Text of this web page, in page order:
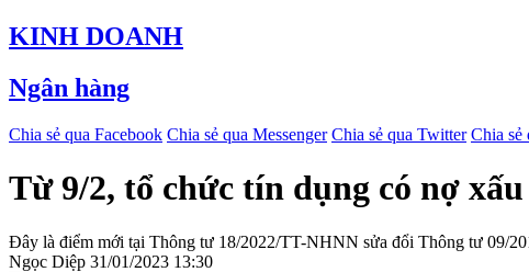
KINH DOANH
Ngân hàng
Chia sẻ qua Facebook Chia sẻ qua Messenger Chia sẻ qua Twitter Chia sẻ
Từ 9/2, tổ chức tín dụng có nợ
Đây là điểm mới tại Thông tư 18/2022/TT-NHNN sửa đổi Thông tư 09/
Ngọc Diệp 31/01/2023 13:30